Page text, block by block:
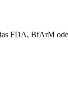
FDA, BfArM